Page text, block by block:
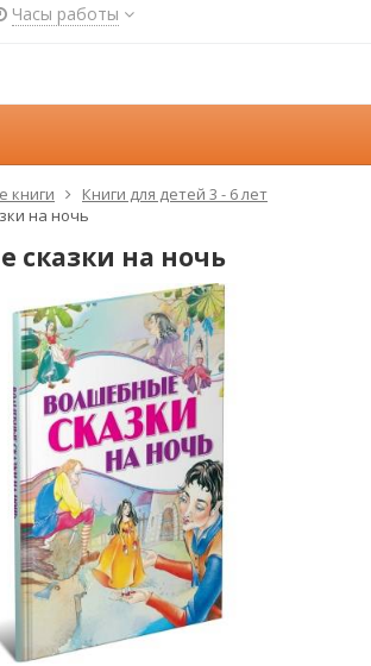
Часы работы
книги
Книги для детей 3 - 6 лет
на ночь
сказки на ночь